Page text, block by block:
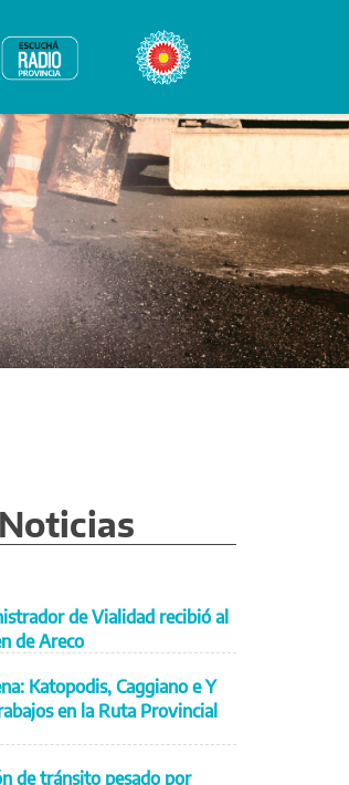
Provincia Bicentenario
de Vialidad recibió al
de Areco
Katopodis, Caggiano e Y
en la Ruta Provincial
de tránsito pesado por